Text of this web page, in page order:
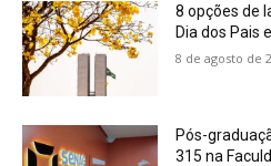
8 opções de
Dia dos Pais
8 de agosto de
Pós-
315 na